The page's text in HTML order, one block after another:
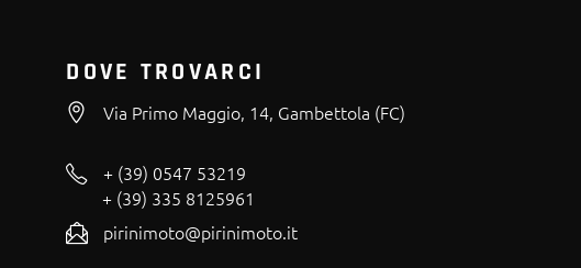
DOVE TROVARCI
Via Primo Maggio, 14, Gambettola (FC)
+ (39) 0547 53219
+ (39) 335 8125961
pirinimoto@pirinimoto.it